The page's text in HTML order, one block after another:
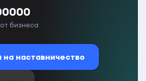
бизнеса
на наставничество